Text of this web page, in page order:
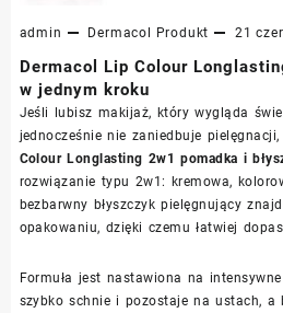
admin Dermacol Produkt 21
Dermacol Lip Colour
w jednym kroku
Jeśli lubisz makijaż, który wygląda
jednocześnie nie zaniedbuje
Colour Longlasting 2w1 pomadka i
rozwiązanie typu 2w1: kremowa,
bezbarwny błyszczyk pielęgnujący
opakowaniu, dzięki czemu łatwiej
Formuła jest nastawiona na
szybko schnie i pozostaje na ustach, a